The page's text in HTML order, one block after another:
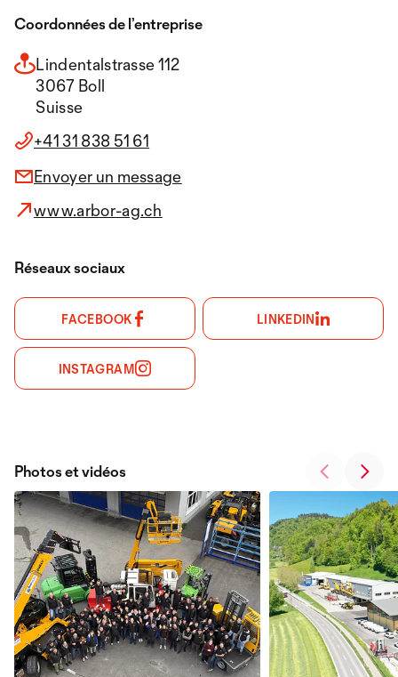
Coordonnées de l’entreprise
Lindentalstrasse 112
3067 Boll
Suisse
+41 31 838 51 61
Envoyer un message
www.arbor-ag.ch
Réseaux sociaux
FACEBOOK LINKEDIN
INSTAGRAM
Photos et vidéos